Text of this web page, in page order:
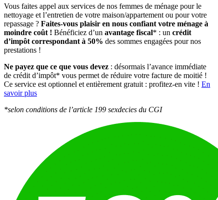
Vous faites appel aux services de nos femmes de ménage pour le
nettoyage et l’entretien de votre maison/appartement ou pour votre
repassage ? Faites-vous plaisir en nous confiant votre ménage à
moindre coût ! Bénéficiez d’un avantage fiscal* : un crédit
d’impôt correspondant à 50% des sommes engagées pour nos
prestations !
Ne payez que ce que vous devez : désormais l’avance immédiate
de crédit d’impôt* vous permet de réduire votre facture de moitié !
Ce service est optionnel et entièrement gratuit : profitez-en vite ! En
savoir plus
*selon conditions de l’article 199 sexdecies du CGI